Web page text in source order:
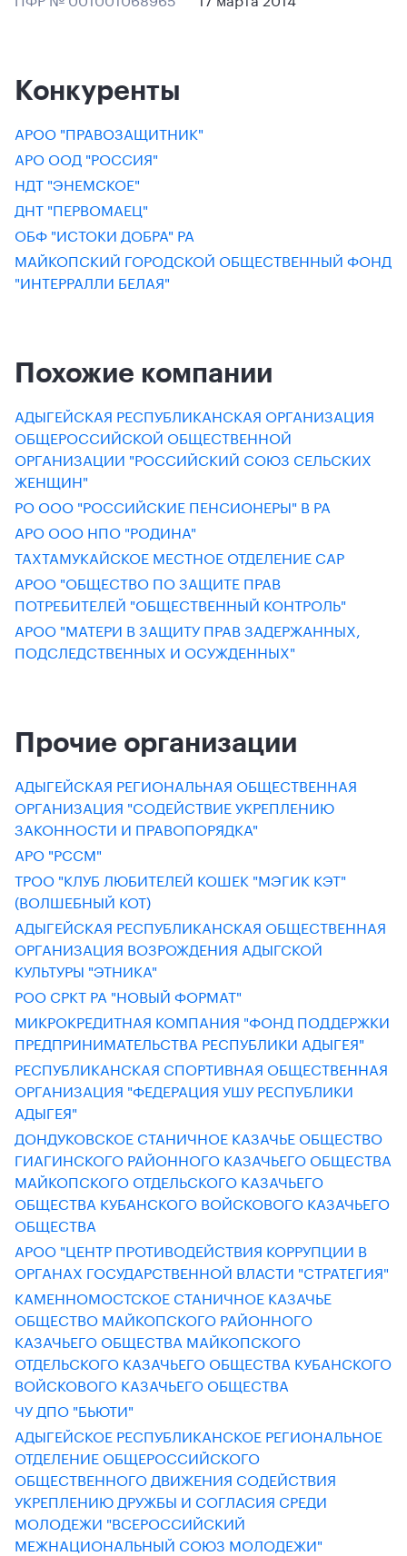
Конкуренты
АРОО "ПРАВОЗАЩИТНИК"
АРО ООД "РОССИЯ"
НДТ "ЭНЕМСКОЕ"
ДНТ "ПЕРВОМАЕЦ"
ОБФ "ИСТОКИ ДОБРА" РА
МАЙКОПСКИЙ ГОРОДСКОЙ ОБЩЕСТВЕННЫЙ ФОНД
"ИНТЕРРАЛЛИ БЕЛАЯ"
Похожие компании
АДЫГЕЙСКАЯ РЕСПУБЛИКАНСКАЯ ОРГАНИЗАЦИЯ
ОБЩЕРОССИЙСКОЙ ОБЩЕСТВЕННОЙ
ОРГАНИЗАЦИИ "РОССИЙСКИЙ СОЮЗ СЕЛЬСКИХ
ЖЕНЩИН"
РО ООО "РОССИЙСКИЕ ПЕНСИОНЕРЫ" В РА
АРО ООО НПО "РОДИНА"
ТАХТАМУКАЙСКОЕ МЕСТНОЕ ОТДЕЛЕНИЕ САР
АРОО "ОБЩЕСТВО ПО ЗАЩИТЕ ПРАВ
ПОТРЕБИТЕЛЕЙ "ОБЩЕСТВЕННЫЙ КОНТРОЛЬ"
АРОО "МАТЕРИ В ЗАЩИТУ ПРАВ ЗАДЕРЖАННЫХ,
ПОДСЛЕДСТВЕННЫХ И ОСУЖДЕННЫХ"
Прочие организации
АДЫГЕЙСКАЯ РЕГИОНАЛЬНАЯ ОБЩЕСТВЕННАЯ
ОРГАНИЗАЦИЯ "СОДЕЙСТВИЕ УКРЕПЛЕНИЮ
ЗАКОННОСТИ И ПРАВОПОРЯДКА"
АРО "РССМ"
ТРОО "КЛУБ ЛЮБИТЕЛЕЙ КОШЕК "МЭГИК КЭТ"
(ВОЛШЕБНЫЙ КОТ)
АДЫГЕЙСКАЯ РЕСПУБЛИКАНСКАЯ ОБЩЕСТВЕННАЯ
ОРГАНИЗАЦИЯ ВОЗРОЖДЕНИЯ АДЫГСКОЙ
КУЛЬТУРЫ "ЭТНИКА"
РОО СРКТ РА "НОВЫЙ ФОРМАТ"
МИКРОКРЕДИТНАЯ КОМПАНИЯ "ФОНД ПОДДЕРЖКИ
ПРЕДПРИНИМАТЕЛЬСТВА РЕСПУБЛИКИ АДЫГЕЯ"
РЕСПУБЛИКАНСКАЯ СПОРТИВНАЯ ОБЩЕСТВЕННАЯ
ОРГАНИЗАЦИЯ "ФЕДЕРАЦИЯ УШУ РЕСПУБЛИКИ
АДЫГЕЯ"
ДОНДУКОВСКОЕ СТАНИЧНОЕ КАЗАЧЬЕ ОБЩЕСТВО
ГИАГИНСКОГО РАЙОННОГО КАЗАЧЬЕГО ОБЩЕСТВА
МАЙКОПСКОГО ОТДЕЛЬСКОГО КАЗАЧЬЕГО
ОБЩЕСТВА КУБАНСКОГО ВОЙСКОВОГО КАЗАЧЬЕГО
ОБЩЕСТВА
АРОО "ЦЕНТР ПРОТИВОДЕЙСТВИЯ КОРРУПЦИИ В
ОРГАНАХ ГОСУДАРСТВЕННОЙ ВЛАСТИ "СТРАТЕГИЯ"
КАМЕННОМОСТСКОЕ СТАНИЧНОЕ КАЗАЧЬЕ
ОБЩЕСТВО МАЙКОПСКОГО РАЙОННОГО
КАЗАЧЬЕГО ОБЩЕСТВА МАЙКОПСКОГО
ОТДЕЛЬСКОГО КАЗАЧЬЕГО ОБЩЕСТВА КУБАНСКОГО
ВОЙСКОВОГО КАЗАЧЬЕГО ОБЩЕСТВА
ЧУ ДПО "БЬЮТИ"
АДЫГЕЙСКОЕ РЕСПУБЛИКАНСКОЕ РЕГИОНАЛЬНОЕ
ОТДЕЛЕНИЕ ОБЩЕРОССИЙСКОГО
ОБЩЕСТВЕННОГО ДВИЖЕНИЯ СОДЕЙСТВИЯ
УКРЕПЛЕНИЮ ДРУЖБЫ И СОГЛАСИЯ СРЕДИ
МОЛОДЕЖИ "ВСЕРОССИЙСКИЙ
МЕЖНАЦИОНАЛЬНЫЙ СОЮЗ МОЛОДЕЖИ"